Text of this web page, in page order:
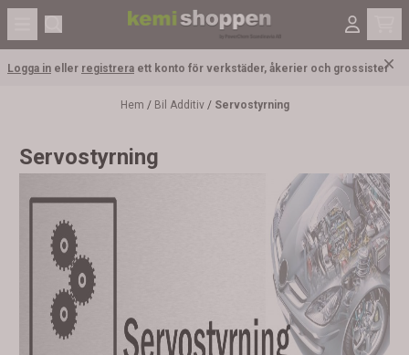
Hoppa till innehåll
Logga in eller registrera ett konto för verkstäder, åkerier och grossister
Hem / Bil Additiv / Servostyrning
Servostyrning